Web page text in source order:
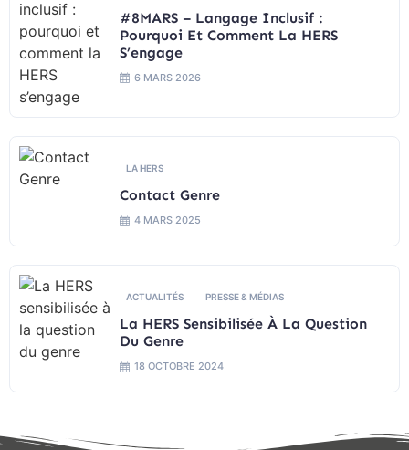
#8MARS – Langage Inclusif :
Pourquoi Et Comment La HERS
S’engage
6 MARS 2026
LA HERS
Contact Genre
4 MARS 2025
ACTUALITÉS PRESSE & MÉDIAS
La HERS Sensibilisée À La Question
Du Genre
18 OCTOBRE 2024